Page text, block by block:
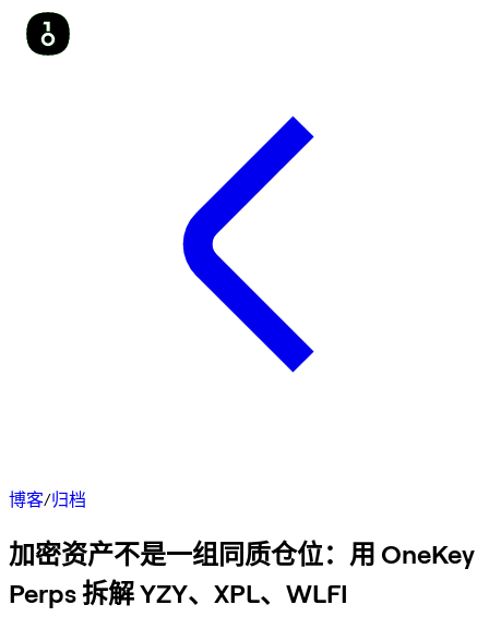
博客/归档
加密资产不是一组同质仓位：用 OneKey
Perps 拆解 YZY、XPL、WLFI